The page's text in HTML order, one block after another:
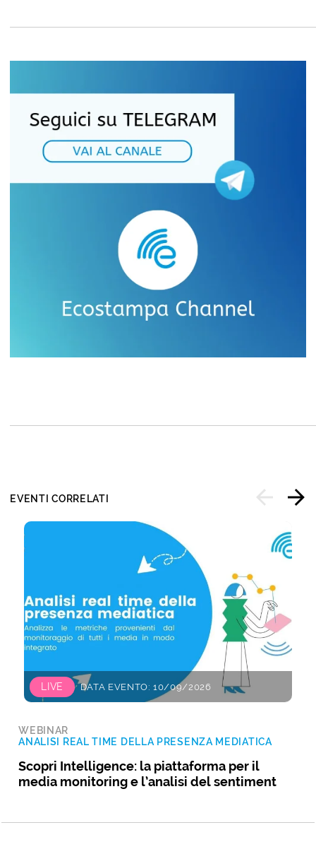
EVENTI CORRELATI
LIVE DATA EVENTO: 10/09/2026
WEBINAR
ANALISI REAL TIME DELLA PRESENZA MEDIATICA
Scopri Intelligence: la piattaforma per il
media monitoring e l’analisi del sentiment